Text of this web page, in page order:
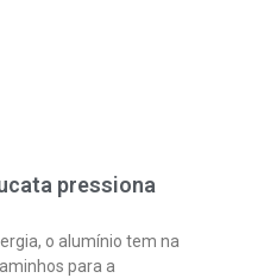
pressiona
o alumínio tem na
para a